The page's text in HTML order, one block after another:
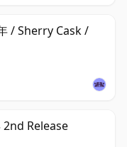
/ Sherry Cask /
Release